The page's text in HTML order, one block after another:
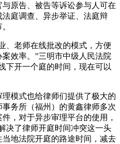
原告、被告等诉讼参与人可在
庭调查、异步举证、法庭辩
老师在线批改的模式，方便
效率。”三明市中级人民法院
下开一个庭的时间，现在可以
模式也给律师们提供了极大的
务所（福州）的黄鑫律师多次
，对于异步审理平台的使用，
决了律师开庭时间冲突这一头
地法院开庭的路途时间，减去